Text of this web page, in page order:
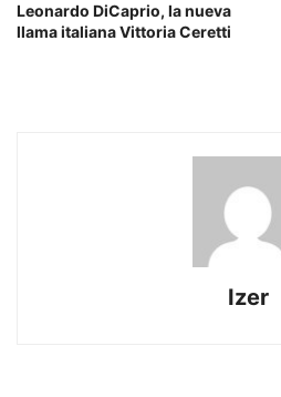
Leonardo DiCaprio, la nueva
llama italiana Vittoria Ceretti
Izer